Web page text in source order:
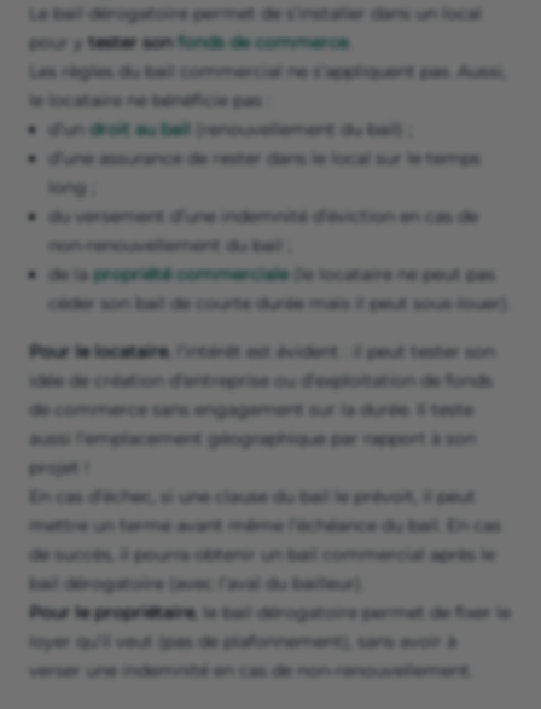
Le bail dérogatoire permet de s’installer dans un local
pour y tester son fonds de commerce.
Les règles du bail commercial ne s’appliquent pas. Aussi,
le locataire ne bénéficie pas :
d’un droit au bail
(renouvellement du bail) ;
d’une assurance de rester dans le local sur le temps
long ;
du versement d’une indemnité d’éviction en cas de
non-renouvellement du bail ;
de la propriété commerciale(le locataire ne peut pas
céder son bail de courte durée mais il peut sous-louer).
Pour le locataire, l’intérêt est évident : il peut tester son
idée de création d’entreprise ou d’exploitation de fonds
de commerce sans engagement sur la durée. Il teste
aussi l’emplacement géographique par rapport à son
projet !
En cas d’échec, si une clause du bail le prévoit, il peut
mettre un terme avant même l’échéance du bail. En cas
de succès, il pourra obtenir un bail commercial après le
bail dérogatoire (avec l’aval du bailleur).
Pour le propriétaire, le bail dérogatoire permet de fixer le
loyer qu’il veut (pas de plafonnement), sans avoir à
verser une indemnité en cas de non-renouvellement.